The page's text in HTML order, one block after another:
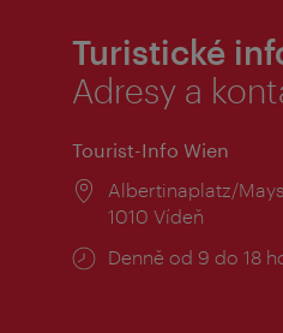
Turistické
Adresy a
Tourist-Info Wien
Místo:
Albertinaplatz/
1010 Vídeň
Provozní
Denně od 9 do 18